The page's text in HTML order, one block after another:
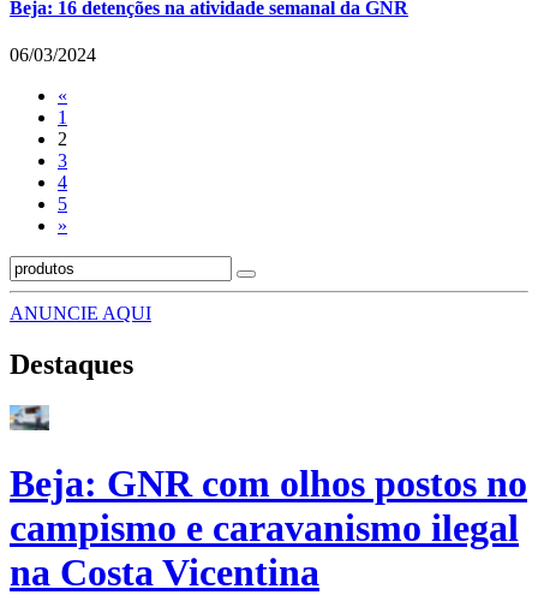
Beja: 16 detenções na atividade semanal da GNR
06/03/2024
«
1
2
3
4
5
»
ANUNCIE AQUI
Destaques
Beja: GNR com olhos postos no
campismo e caravanismo ilegal
na Costa Vicentina